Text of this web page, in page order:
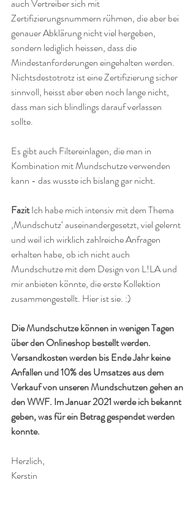
auch Vertreiber sich mit
Zertifizierungsnummern rühmen, die aber bei
genauer Abklärung nicht viel hergeben,
sondern lediglich heissen, dass die
Mindestanforderungen eingehalten werden.
Nichtsdestotrotz ist eine Zertifizierung sicher
sinnvoll, heisst aber eben noch lange nicht,
dass man sich blindlings darauf verlassen
sollte.
Es gibt auch Filtereinlagen, die man in
Kombination mit Mundschutze verwenden
kann - das wusste ich bislang gar nicht.
Fazit Ich habe mich intensiv mit dem Thema
‚Mundschutz‘ auseinandergesetzt, viel gelernt
und weil ich wirklich zahlreiche Anfragen
erhalten habe, ob ich nicht auch
Mundschutze mit dem Design von L!LA und
mir anbieten könnte, die erste Kollektion
zusammengestellt. Hier ist sie. :)
Die Mundschutze können in wenigen Tagen
über den Onlineshop bestellt werden.
Versandkosten werden bis Ende Jahr keine
Anfallen und 10% des Umsatzes aus dem
Verkauf von unseren Mundschutzen gehen an
den WWF. Im Januar 2021 werde ich bekannt
geben, was für ein Betrag gespendet werden
konnte.
Herzlich,
Kerstin